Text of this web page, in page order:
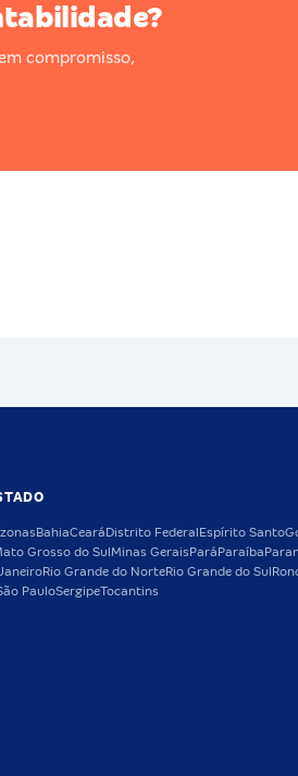
compromisso,
BahiaCearáDistrito FederalEspírito Santo
Grosso do SulMinas GeraisParáParaíba
Rio Grande do NorteRio Grande do Sul
PauloSergipeTocantins